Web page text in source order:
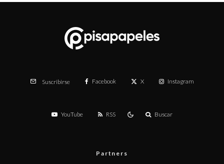
Suscribirse Facebook X Instagram
YouTube RSS Buscar
Partners